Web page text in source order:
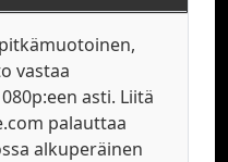
vastaa
asti. Liitä
palauttaa
alkuperäinen